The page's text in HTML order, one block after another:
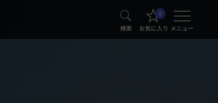
検索
0
お気に入り メニュー